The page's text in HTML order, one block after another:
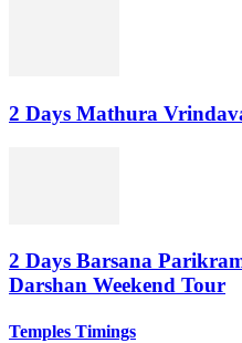
2 Days Mathura
2 Days Barsana
Darshan Weekend Tour
Temples Timings